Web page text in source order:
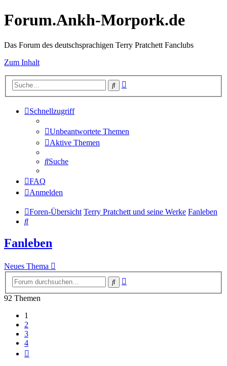
Forum.Ankh-Morpork.de
Das Forum des deutschsprachigen Terry Pratchett Fanclubs
Zum Inhalt
Suche
Schnellzugriff
Unbeantwortete Themen
Aktive Themen
Suche
FAQ
Anmelden
Foren-Übersicht Terry Pratchett und seine Werke Fanleben
Suche
Fanleben
Neues Thema
Suche
92 Themen
1
2
3
4